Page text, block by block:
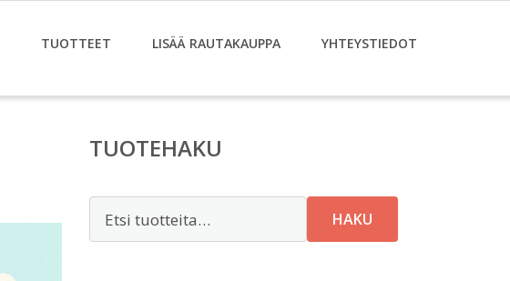
TUOTTEET LISÄÄ RAUTAKAUPPA YHTEYSTIEDOT
TUOTEHAKU
HAKU